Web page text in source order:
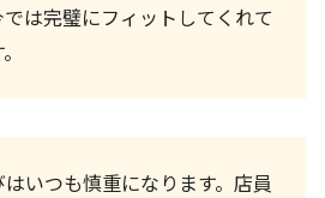
は完璧にフィットしてくれて
いつも慎重になります。店員